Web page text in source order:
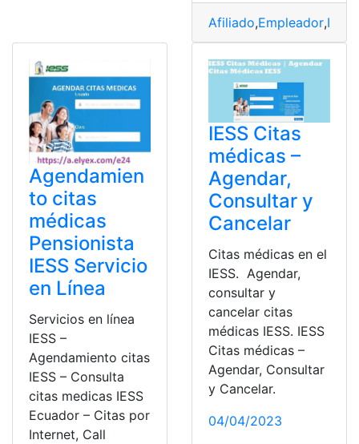
Afiliado,Empleador,IESS
Agendamien
to citas
médicas
Pensionista
IESS Servicio
en Línea
Servicios en línea
IESS –
Agendamiento citas
IESS – Consulta
citas medicas IESS
Ecuador – Citas por
Internet, Call
IESS Citas
médicas –
Agendar,
Consultar y
Cancelar
Citas médicas en el
IESS. Agendar,
consultar y
cancelar citas
médicas IESS. IESS
Citas médicas –
Agendar, Consultar
y Cancelar.
04/04/2023